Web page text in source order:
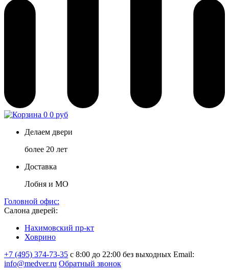
0 0 руб
Делаем двери
более 20 лет
Доставка
Лобня и МО
Головной офис:
Салона дверей:
Нахимовский пр-кт
Ховрино
+7 (495) 374-73-35 с 8:00 до 22:00 без выходных Email:
info@medver.ru Обратный звонок